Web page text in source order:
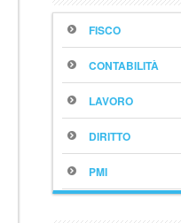
FISCO
CONTABILITÀ
LAVORO
DIRITTO
PMI